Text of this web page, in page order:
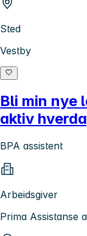
Sted
Vestby
Bli min nye
aktiv
BPA assistent
Arbeidsgiver
Prima Assistanse